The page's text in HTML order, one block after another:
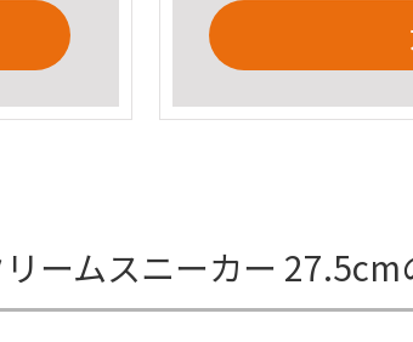
ームスニーカー 27.5cm